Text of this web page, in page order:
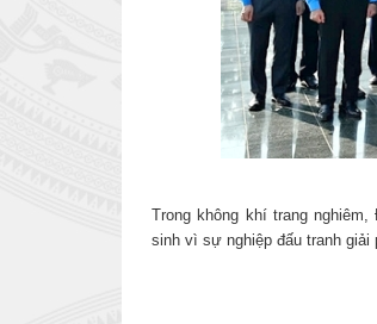
Trong không khí trang
sinh vì sự nghiệp đấu tranh giải